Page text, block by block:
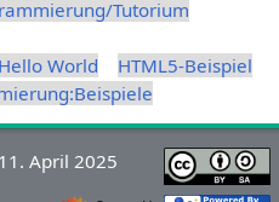
Tutorium
World
HTML5-Beispiel
April 2025